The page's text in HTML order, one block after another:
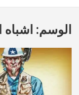
الوسم: